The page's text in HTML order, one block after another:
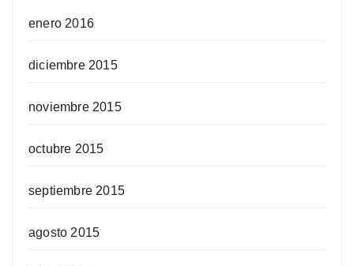
enero 2016
diciembre 2015
noviembre 2015
octubre 2015
septiembre 2015
agosto 2015